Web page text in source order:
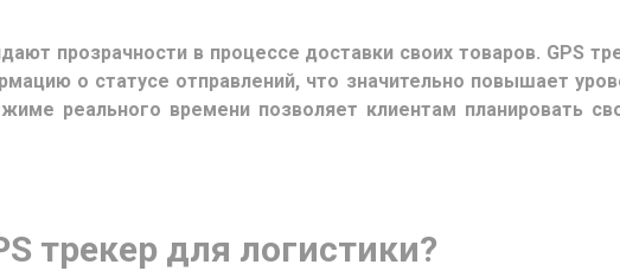
прозрачности в процессе доставки своих товаров. GPS
о статусе отправлений, что значительно повышает
реального времени позволяет клиентам планировать
трекер для логистики?